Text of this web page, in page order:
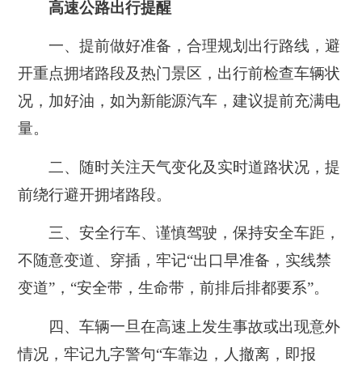
高速公路出行提醒
一、提前做好准备，合理规划出行路线，避
开重点拥堵路段及热门景区，出行前检查车辆状
况，加好油，如为新能源汽车，建议提前充满电
量。
二、随时关注天气变化及实时道路状况，提
前绕行避开拥堵路段。
三、安全行车、谨慎驾驶，保持安全车距，
不随意变道、穿插，牢记“出口早准备，实线禁
变道”，“安全带，生命带，前排后排都要系”。
四、车辆一旦在高速上发生事故或出现意外
情况，牢记九字警句“车靠边，人撤离，即报